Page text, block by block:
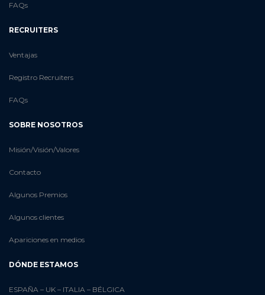
FAQs
RECRUITERS
Ventajas
Registro Recruiters
FAQs
SOBRE NOSOTROS
Misión/Visión/Valores
Contacto
Algunos Premios
Algunos clientes
Apariciones en medios
DÓNDE ESTAMOS
ESPAÑA – UK – ITALIA – BÉLGICA